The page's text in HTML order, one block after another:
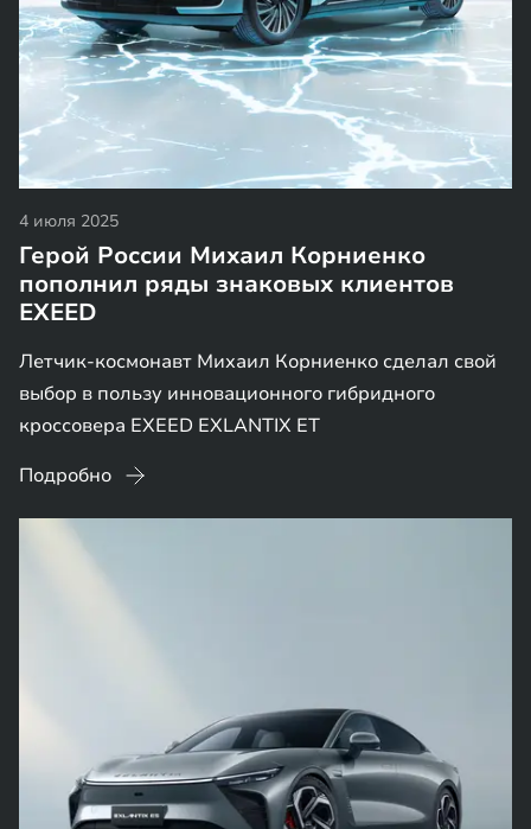
4 июля 2025
Герой России Михаил Корниенко
пополнил ряды знаковых клиентов
EXEED
Летчик-космонавт Михаил Корниенко сделал свой
выбор в пользу инновационного гибридного
кроссовера EXEED EXLANTIX ЕТ
Подробно